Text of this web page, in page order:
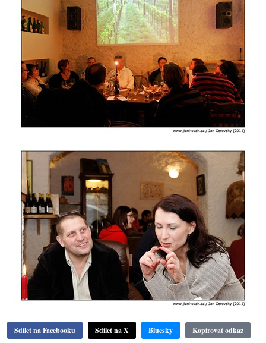
Sdílet na Facebooku Sdílet na X Bluesky Kopírovat odkaz